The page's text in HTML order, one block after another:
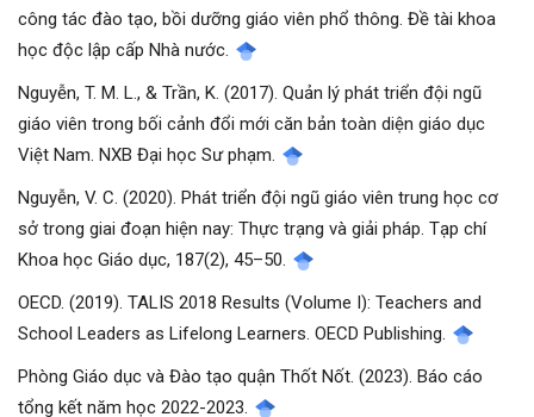
công tác đào tạo, bồi dưỡng giáo viên phổ thông. Đề tài khoa
học độc lập cấp Nhà nước.
Nguyễn, T. M. L., & Trần, K. (2017). Quản lý phát triển đội ngũ
giáo viên trong bối cảnh đổi mới căn bản toàn diện giáo dục
Việt Nam. NXB Đại học Sư phạm.
Nguyễn, V. C. (2020). Phát triển đội ngũ giáo viên trung học cơ
sở trong giai đoạn hiện nay: Thực trạng và giải pháp. Tạp chí
Khoa học Giáo dục, 187(2), 45–50.
OECD. (2019). TALIS 2018 Results (Volume I): Teachers and
School Leaders as Lifelong Learners. OECD Publishing.
Phòng Giáo dục và Đào tạo quận Thốt Nốt. (2023). Báo cáo
tổng kết năm học 2022-2023.